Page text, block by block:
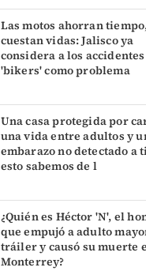
Las motos ahorran
cuestan vidas: Jalisco ya
considera a los
'bikers' como problema
Una casa protegida por
una vida entre adultos y
embarazo no detectado a
esto sabemos de l
¿Quién es Héctor 'N', el
que empujó a adulto
tráiler y causó su muerte
Monterrey?